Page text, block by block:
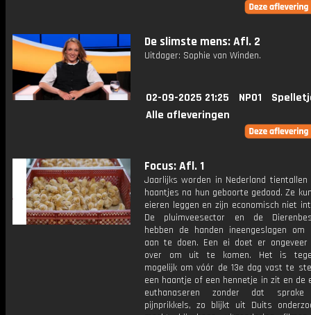
De slimste mens: Afl. 2
Uitdager: Sophie van Winden.
02-09-2025 21:25 NPO1
Alle afleveringen
Focus: Afl. 1
Jaarlijks worden in Nederland tientallen
haantjes na hun geboorte gedood. Ze
eieren leggen en zijn economisch niet
De pluimveesector en de
hebben de handen ineengeslagen
aan te doen. Een ei doet er ongeveer
over om uit te komen. Het is
mogelijk om vóór de 13e dag vast te
een haantje of een hennetje in zit en de
euthanaseren zonder dat
pijnprikkels, zo blijkt uit Duits